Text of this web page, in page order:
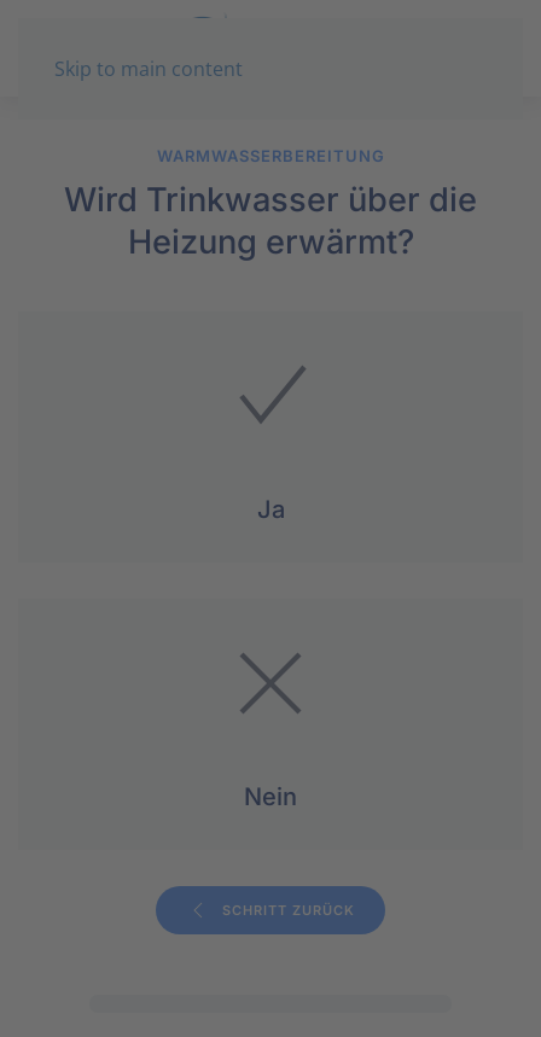
Skip to main content
WARMWASSERBEREITUNG
Wird Trinkwasser über die
Heizung erwärmt?
Ja
Nein
SCHRITT ZURÜCK